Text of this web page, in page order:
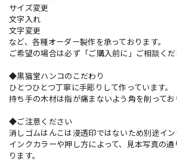
サイズ変更
文字入れ
文字変更
など、各種オーダー製作を承っております。
ご希望の場合は必ず「ご購入前に」ご相談くだ
◆黒猫堂ハンコのこだわり
ひとつひとつ丁寧に手彫りして作っています。
持ち手の木材は指が痛まないよう角を削ってお
◆ご注意ください
消しゴムはんこは浸透印ではないため別途イン
インクカラーや押し方によって、見本写真の
ります。